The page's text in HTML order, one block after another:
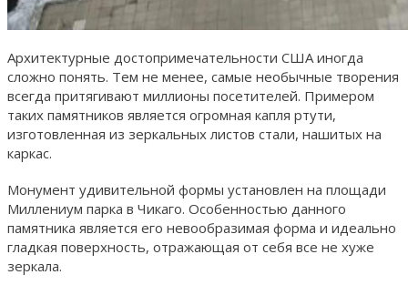
Архитектурные достопримечательности США иногда
сложно понять. Тем не менее, самые необычные творения
всегда притягивают миллионы посетителей. Примером
таких памятников является огромная капля ртути,
изготовленная из зеркальных листов стали, нашитых на
каркас.
Монумент удивительной формы установлен на площади
Миллениум парка в Чикаго. Особенностью данного
памятника является его невообразимая форма и идеально
гладкая поверхность, отражающая от себя все не хуже
зеркала.